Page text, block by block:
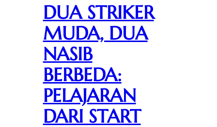
DUA STRIKER
MUDA, DUA
NASIB
BERBEDA:
PELAJARAN
DARI START